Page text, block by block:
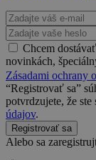
Chcem
novinkách,
Zásadami ochrany
“Registrovať sa”
potvrdzujete, že ste
údajov.
Registrovať sa
Alebo sa